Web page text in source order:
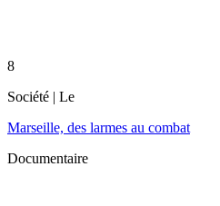
8
Société | Le
Marseille, des larmes au combat
Documentaire